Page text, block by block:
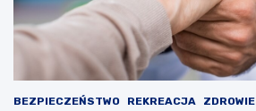
BEZPIECZEŃSTWO REKREACJA ZDROWIE